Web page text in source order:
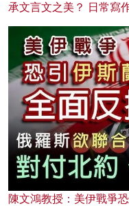
承文言文之美？ 日常寫
陳文鴻教授：美伊戰爭